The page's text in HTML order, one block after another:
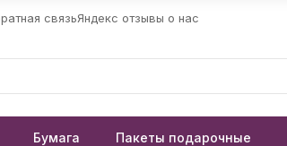
связьЯндекс отзывы о нас
Бумага Пакеты подарочные